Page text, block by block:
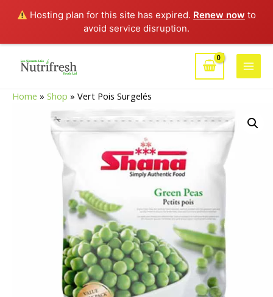
Hosting plan for this site has expired. Renew now to
avoid service disruption.
Main
Home » Shop » Vert Pois Surgelés